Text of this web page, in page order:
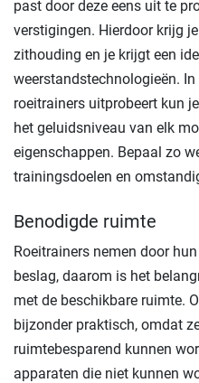
past door deze eens uit te
verstigingen. Hierdoor krijg
zithouding en je krijgt een
weerstandstechnologieën.
roeitrainers uitprobeert kun
het geluidsniveau van elk
eigenschappen. Bepaal zo
trainingsdoelen en
Benodigde ruimte
Roeitrainers nemen door
beslag, daarom is het
met de beschikbare ruimte.
bijzonder praktisch, omdat
ruimtebesparend kunnen
apparaten die niet kunnen